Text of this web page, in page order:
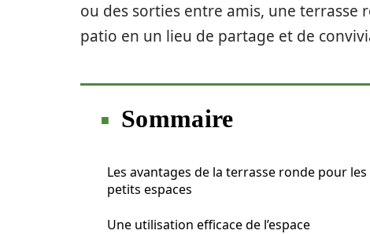
ou des sorties entre amis, une
patio en un lieu de partage et de
Sommaire
Les avantages de la terrasse ronde pour les
petits espaces
Une utilisation efficace de l’espace